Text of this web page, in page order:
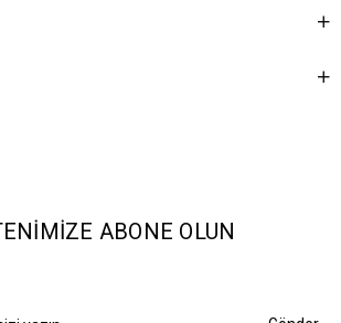
ABONE OLUN